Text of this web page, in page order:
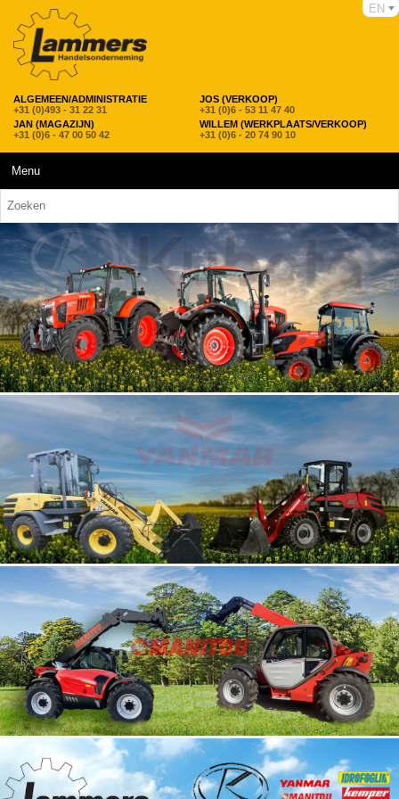
ALGEMEEN/ADMINISTRATIE
+31 (0)493 - 31 22 31
JOS (VERKOOP)
+31 (0)6 - 53 11 47 40
JAN (MAGAZIJN)
+31 (0)6 - 47 00 50 42
WILLEM (WERKPLAATS/VERKOOP)
+31 (0)6 - 20 74 90 10
EN
Menu